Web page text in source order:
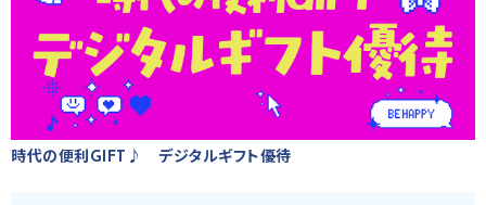
時代の便利GIFT♪ デジタルギフト優待